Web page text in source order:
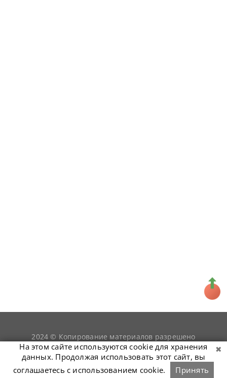
2024 © Копирование материалов разрешено
только при условии гиперссылки наsnookerist.ru
На этом сайте используются cookie для хранения
данных. Продолжая использовать этот сайт, вы
соглашаетесь с использованием cookie.
Принять